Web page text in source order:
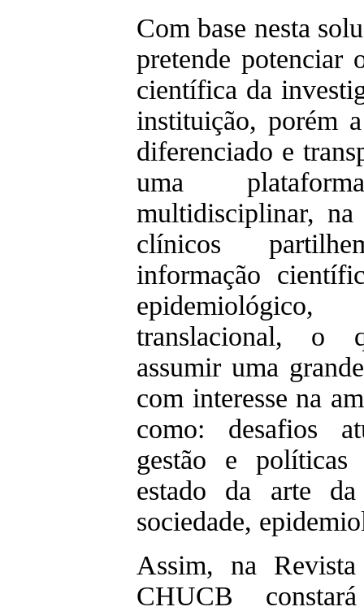
Com base nesta
pretende potenciar
científica da
instituição, porém
diferenciado e
uma
multidisciplinar,
clínicos
informação
translacional, o
assumir uma
com interesse na
como: desafios
gestão e
estado da arte
sociedade,
Assim, na
CHUCB